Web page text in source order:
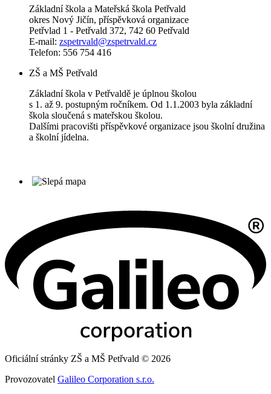
Základní škola a Mateřská škola Petřvald
okres Nový Jičín, příspěvková organizace
Petřvlad 1 - Petřvald 372, 742 60 Petřvald
E-mail: zspetrvald@zspetrvald.cz
Telefon: 556 754 416
ZŠ a MŠ Petřvald
Základní škola v Petřvaldě je úplnou školou
s 1. až 9. postupným ročníkem. Od 1.1.2003 byla základní
škola sloučená s mateřskou školou.
Dalšími pracovišti příspěvkové organizace jsou školní družina
a školní jídelna.
Oficiální stránky ZŠ a MŠ Petřvald © 2026
Provozovatel Galileo Corporation s.r.o.